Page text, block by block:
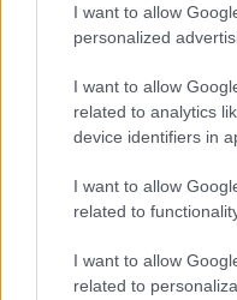
I want to allow
personalized
I want to allow
related to analytics
device identifiers in
I want to allow
related to
I want to allow
related to
i tuoi
Su
345